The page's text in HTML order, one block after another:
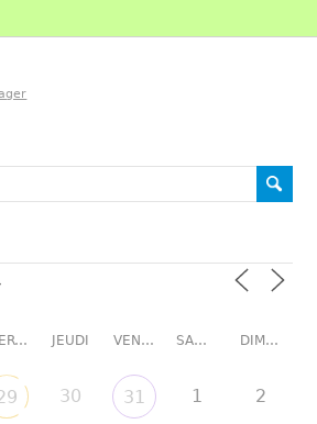
MERCREDI JEUDI VENDREDI SAMEDI DIMANCHE
30 31 1 2